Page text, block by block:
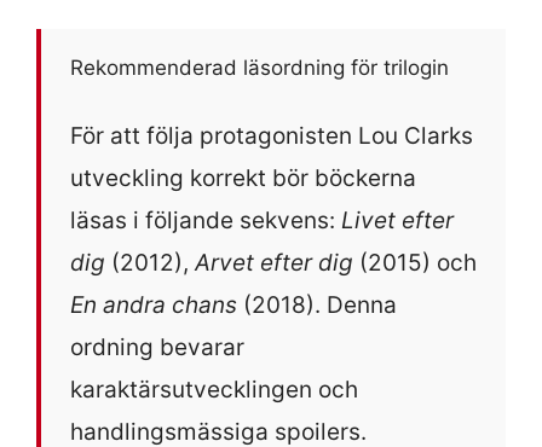
Rekommenderad läsordning för trilogin
För att följa protagonisten Lou Clarks
utveckling korrekt bör böckerna
läsas i följande sekvens: Livet efter
dig (2012), Arvet efter dig (2015) och
En andra chans (2018). Denna
ordning bevarar
karaktärsutvecklingen och
handlingsmässiga spoilers.